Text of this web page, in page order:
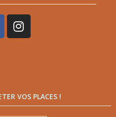
VOS PLACES !